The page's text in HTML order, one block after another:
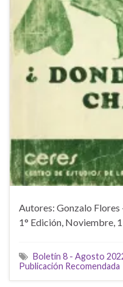
Autores: Gonzalo Flores
1° Edición, Noviembre,
Boletín 8 - Agosto
Publicación Recomendada